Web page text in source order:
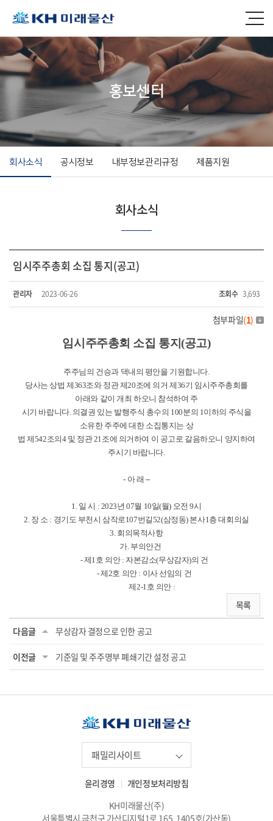
홍보센터
회사소식 공시정보 내부정보관리규정 제품지원
회사소식
임시주주총회 소집 통지(공고)
관리자 2023-06-26 조회수 3,693
첨부파일(1)
임시 주주총회 소집 통지(공고)
주주님의 건승과 댁내의 평안을 기원합니다.
당사는 상법 제 363조와 정관 제20조에 의거 제 36기 임시주주총회를
아래와 같이 개최 하오니 참석하여 주
시기 바랍니다. 의결권 있는 발행주식 총수의 100분의 1이하의 주식을
소유한 주주에 대한 소집통지는 상
법 제 542조의 4 및 정관21조에 의거하여 이 공고로 갈음하오니 양지하여
주시기 바랍니다.
- 아 래 –
1. 일 시 : 2023년 07월 10일(월) 오전 9시
2. 장 소 : 경기도 부천시 삼작로107번길52(삼정동) 본사1층 대회의실
3. 회의목적사항
가. 부의안건
-제 1호 의안: 자본감소(무상감자)의 건
-제 2호 의안: 이사 선임의 건
제 2-1호 의안 :
목록
다음글 무상감자 결정으로 인한 공고
이전글 기준일 및 주주명부 폐쇄기간 설정 공고
패밀리사이트
윤리경영
개인정보처리방침
KH미래물산(주)
서울특별시 금천구 가산디지털1로 165, 1405호(가산동)